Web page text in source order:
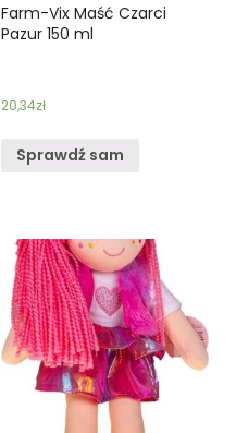
Farm-Vix Maść Czarci
Pazur 150 ml
20,34zł
Sprawdź sam